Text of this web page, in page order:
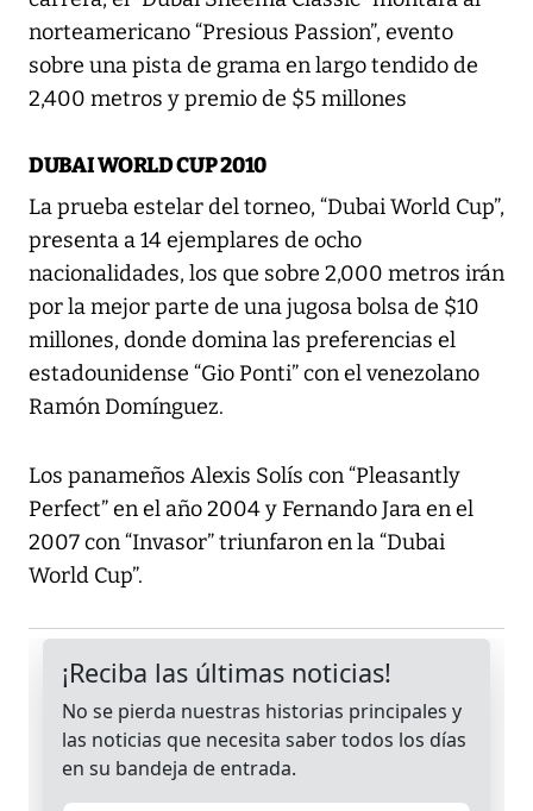
norteamericano “Presious Passion”, evento
sobre una pista de grama en largo tendido de
2,400 metros y premio de $5 millones
DUBAI WORLD CUP 2010
La prueba estelar del torneo, “Dubai World Cup”,
presenta a 14 ejemplares de ocho
nacionalidades, los que sobre 2,000 metros irán
por la mejor parte de una jugosa bolsa de $10
millones, donde domina las preferencias el
estadounidense “Gio Ponti” con el venezolano
Ramón Domínguez.
Los panameños Alexis Solís con “Pleasantly
Perfect” en el año 2004 y Fernando Jara en el
2007 con “Invasor” triunfaron en la “Dubai
World Cup”.